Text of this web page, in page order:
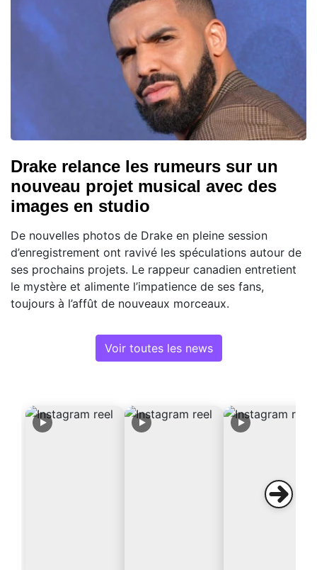
Drake relance les rumeurs sur un
nouveau projet musical avec des
images en studio
De nouvelles photos de Drake en pleine session
d’enregistrement ont ravivé les spéculations autour de
ses prochains projets. Le rappeur canadien entretient
le mystère et alimente l’impatience de ses fans,
toujours à l’affût de nouveaux morceaux.
Voir toutes les news